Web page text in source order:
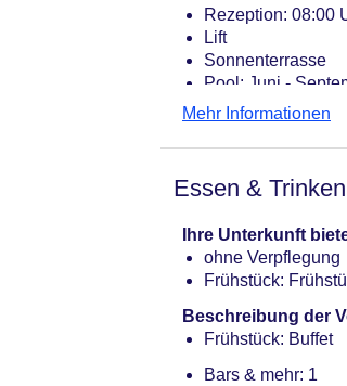
Rezeption: 08:00
Lift
Sonnenterrasse
Pool: Juni -
Badetücher:
Zahlungsarten:
Etagen: 3,
Mehr Informationen
Essen & Trinken
Ihre Unterkunft
ohne Verpflegung
Frühstück:
Beschreibung der
Frühstück: Buffet
Bars & mehr: 1